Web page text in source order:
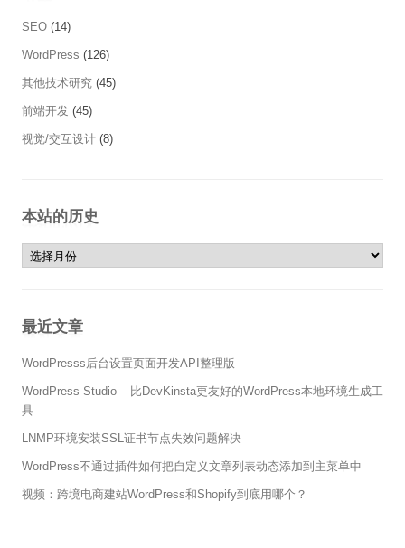
SEO (14)
WordPress (126)
其他技术研究 (45)
前端开发 (45)
视觉/交互设计 (8)
本站的历史
本站的历史
最近文章
WordPresss后台设置页面开发API整理版
WordPress Studio – 比DevKinsta更友好的WordPress本地环境生成工
具
LNMP环境安装SSL证书节点失效问题解决
WordPress不通过插件如何把自定义文章列表动态添加到主菜单中
视频：跨境电商建站WordPress和Shopify到底用哪个？